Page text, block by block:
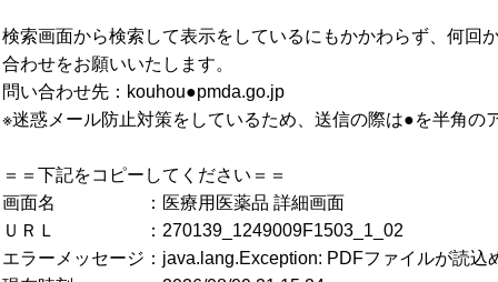
検索画面から検索して表示をしているにもかかわらず、何回
合わせをお願いいたします。
問い合わせ先：kouhou●pmda.go.jp
※迷惑メール防止対策をしているため、送信の際は●を半角の
＝＝下記をコピーしてください＝＝
画面名 ：医療用医薬品 詳細画面
ＵＲＬ ：270139_1249009F1503_1_02
エラーメッセージ：java.lang.Exception: PDFファイルが読込